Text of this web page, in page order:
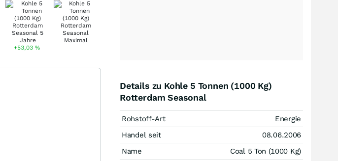
+53,03 %
Details zu Kohle 5 Tonnen (1000 Kg)
Rotterdam Seasonal
Rohstoff-Art
Energie
Handel seit
08.06.2006
Name
Coal 5 Ton (1000 Kg)